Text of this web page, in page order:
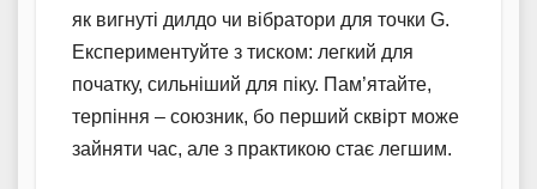
як вигнуті дилдо чи вібратори для точки G.
Експериментуйте з тиском: легкий для
початку, сильніший для піку. Пам’ятайте,
терпіння – союзник, бо перший сквірт може
зайняти час, але з практикою стає легшим.